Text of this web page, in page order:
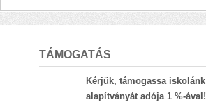
TÁMOGATÁS
Kérjük, támogassa iskolánk
alapítványát adója 1 %-ával!